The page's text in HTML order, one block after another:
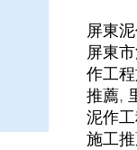
屏東
屏東
作工
推薦,
泥作
施工